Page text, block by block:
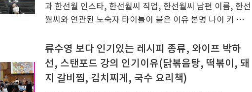
여자 싱글 금메달 리스트로 알려져 있으며 2023 세계 선수권
은메달 리스트로 유명합니다. 그런데 최..
과 한선월 인스타, 한선월씨 직업, 한선월씨 남편 이름, 한선
월씨와 연관된 노숙자 타이틀이 붙은 이유 본명 나이 키 학력
사건으로 인해 모델업계가 많이 힘들어졌던 때를 연상하게
하는 부분도 있는 상황이기는 하지만 어떤 일들이 있었는지
같이 알아보도록 하겠습니다. 한선월 남편 노숙자 타이틀
이유 헌 선월(본명 이해른, 32세)씨는 피팅 화보 사진 모델
류수영 보다 인기있는 레시피 종류, 와이프 박하
선, 스탠포드 강의 인기이유(닭볶음탕, 떡볶이, 돼
지 갈비찜, 김치찌게, 국수 요리책)